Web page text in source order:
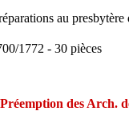
au
1772 - 30 pièces
Préemption des Arch.